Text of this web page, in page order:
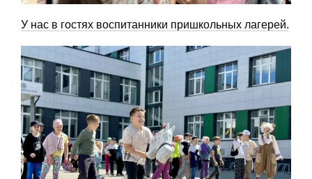
У нас в гостях воспитанники пришкольных лагерей.